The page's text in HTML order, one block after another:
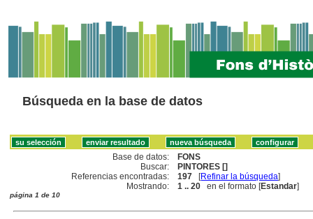
Búsqueda en la base de datos
Base de datos:
FONS
Buscar:
PINTORES []
Referencias encontradas:
197 [Refinar la búsqueda]
Mostrando:
1 .. 20 en el formato [Estandar]
página 1 de 10